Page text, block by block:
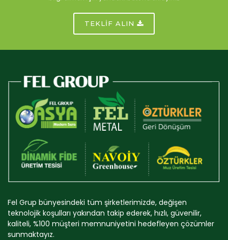
TEKLİF ALIN
Fel Grup bünyesindeki tüm şirketlerimizde, değişen
teknolojik koşulları yakından takip ederek, hızlı, güvenilir,
kaliteli, %100 müşteri memnuniyetini hedefleyen çözümler
sunmaktayız.